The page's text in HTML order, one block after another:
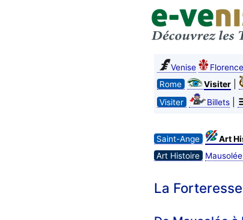
Venise Florence
Rome
Visiter|
Visiter
Billets|
Saint-Ange Art
Art Histoire
La